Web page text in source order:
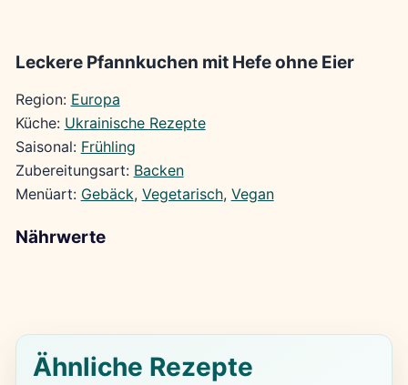
Leckere Pfannkuchen mit Hefe ohne Eier
Region: Europa
Küche: Ukrainische Rezepte
Saisonal: Frühling
Zubereitungsart: Backen
Menüart: Gebäck, Vegetarisch, Vegan
Nährwerte
Ähnliche Rezepte